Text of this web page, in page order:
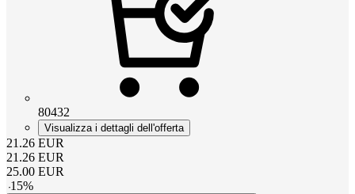
80432
Visualizza i dettagli dell'offerta
21.26 EUR
21.26 EUR
25.00 EUR
-15%